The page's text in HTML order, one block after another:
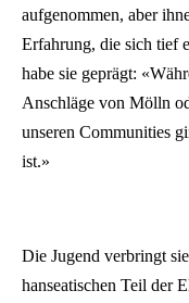
aufgenommen, aber
Erfahrung, die sich tief
habe sie geprägt:
Anschläge von Mölln
unseren Communities
ist.»
Die Jugend verbringt
hanseatischen Teil der